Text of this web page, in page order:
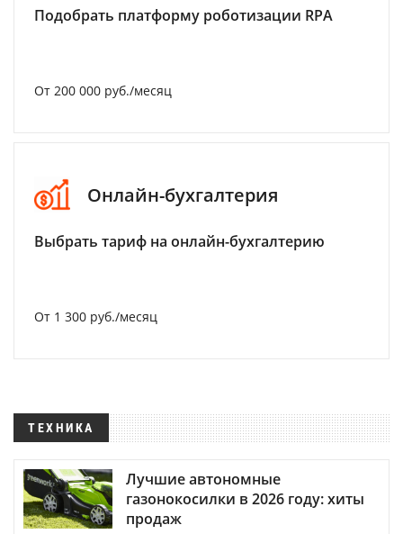
Подобрать платформу роботизации RPA
От 200 000 руб./месяц
Онлайн-бухгалтерия
Выбрать тариф на онлайн-бухгалтерию
От 1 300 руб./месяц
ТЕХНИКА
Лучшие автономные
газонокосилки в 2026 году: хиты
продаж